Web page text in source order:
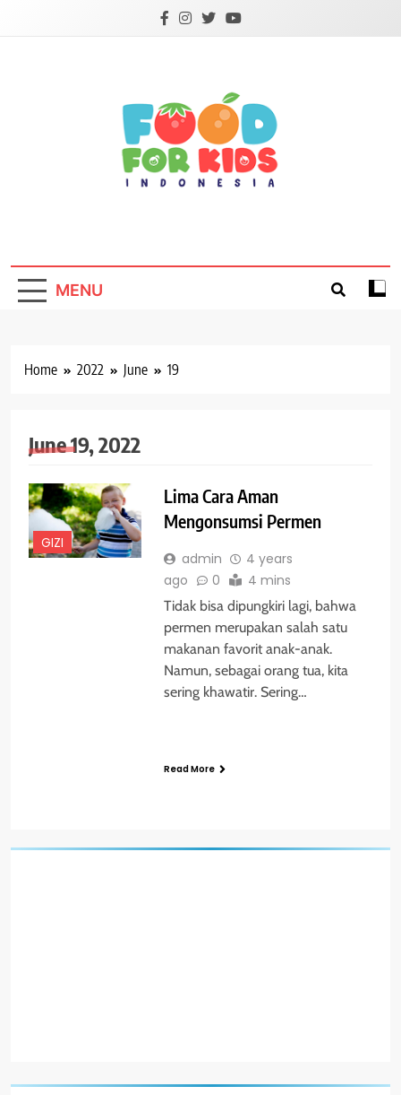
MENU
Home 2022 June 19
June 19, 2022
GIZI
Lima Cara Aman
Mengonsumsi Permen
admin
4 years
ago
0 4 mins
Tidak bisa dipungkiri lagi, bahwa
permen merupakan salah satu
makanan favorit anak-anak.
Namun, sebagai orang tua, kita
sering khawatir. Sering…
Read More